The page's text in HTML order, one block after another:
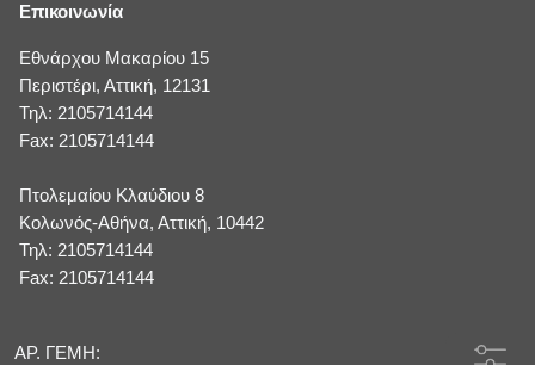
Επικοινωνία
Εθνάρχου Μακαρίου 15
Περιστέρι, Αττική, 12131
Τηλ: 2105714144
Fax: 2105714144
Πτολεμαίου Κλαύδιου 8
Κολωνός-Αθήνα, Αττική, 10442
Τηλ: 2105714144
Fax: 2105714144
ΑΡ. ΓΕΜΗ: